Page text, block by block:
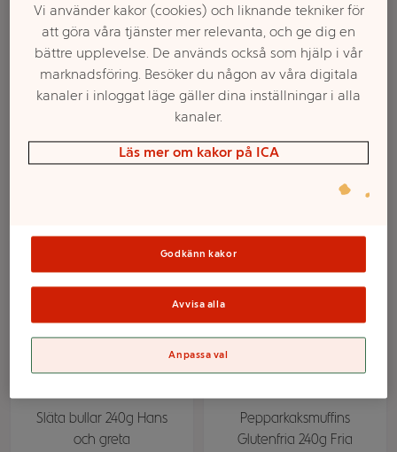
Lussekatter Glutenfria
Frysta 250g Fria
Mer info
Pepparkaksdeg
Glutenfri Fryst 500g
Mer info
Släta bullar 240g Hans
och greta
Pepparkaksmuffins
Glutenfria 240g Fria
Vi använder kakor (cookies) och liknande tekniker för
att göra våra tjänster mer relevanta, och ge dig en
bättre upplevelse. De används också som hjälp i vår
marknadsföring. Besöker du någon av våra digitala
kanaler i inloggat läge gäller dina inställningar i alla
kanaler.
Läs mer om kakor på ICA
Godkänn kakor
Avvisa alla
Anpassa val